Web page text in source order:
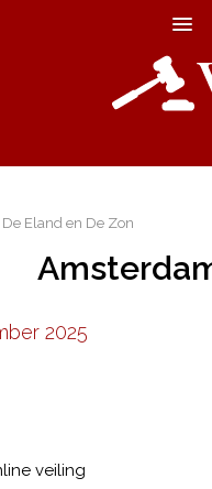
Eland en De Zon
2025
veiling